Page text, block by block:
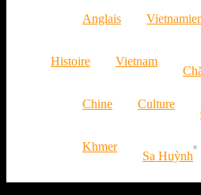
Anglais
Histoire Vietnam
Chine Culture
Khmer
Sa Huỳnh